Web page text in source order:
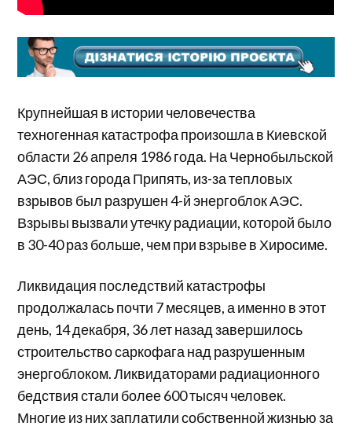
Крупнейшая в истории человечества
техногенная катастрофа произошла в Киевской
области 26 апреля 1986 года. На Чернобыльской
АЭС, близ города Припять, из-за тепловых
взрывов был разрушен 4-й энергоблок АЭС.
Взрывы вызвали утечку радиации, которой было
в 30-40 раз больше, чем при взрыве в Хиросиме.
Ликвидация последствий катастрофы
продолжалась почти 7 месяцев, а именно в этот
день, 14 декабря, 36 лет назад завершилось
строительство саркофага над разрушенным
энергоблоком. Ликвидаторами радиационного
бедствия стали более 600 тысяч человек.
Многие из них заплатили собственной жизнью за